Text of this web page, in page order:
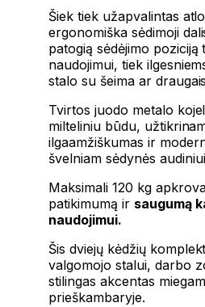
Šiek tiek užapvalintas
ergonomiška sėdimoji
patogią sėdėjimo poziciją
naudojimui, tiek
stalo su šeima ar
Tvirtos juodo metalo
milteliniu būdu,
ilgaamžiškumas ir
švelniam sėdynės
Maksimali 120 kg
patikimumą ir saugumą
naudojimui.
Šis dviejų kėdžių
valgomojo stalui, darbo
stilingas akcentas
prieškambaryje.